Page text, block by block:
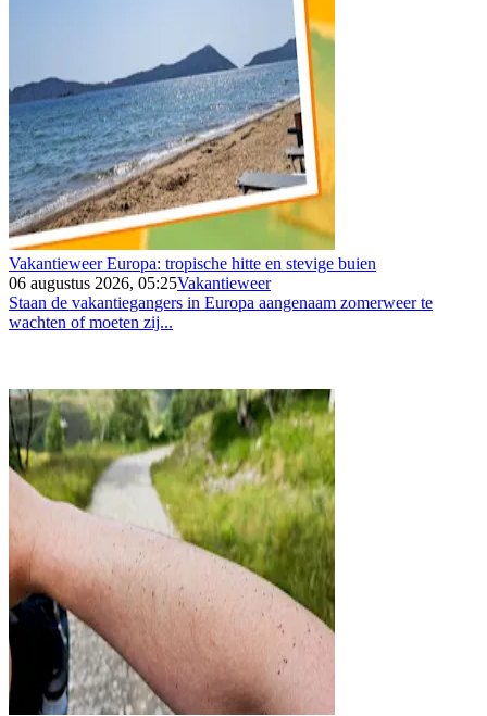
Vakantieweer Europa: tropische hitte en stevige buien
06 augustus 2026, 05:25Vakantieweer
Staan de vakantiegangers in Europa aangenaam zomerweer te
wachten of moeten zij...